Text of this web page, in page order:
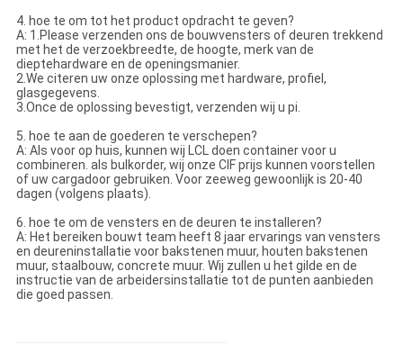
4. hoe te om tot het product opdracht te geven?
A: 1.Please verzenden ons de bouwvensters of deuren trekkend
met het de verzoekbreedte, de hoogte, merk van de
dieptehardware en de openingsmanier.
2.We citeren uw onze oplossing met hardware, profiel,
glasgegevens.
3.Once de oplossing bevestigt, verzenden wij u pi.
5. hoe te aan de goederen te verschepen?
A: Als voor op huis, kunnen wij LCL doen container voor u
combineren. als bulkorder, wij onze CIF prijs kunnen voorstellen
of uw cargadoor gebruiken. Voor zeeweg gewoonlijk is 20-40
dagen (volgens plaats).
6. hoe te om de vensters en de deuren te installeren?
A: Het bereiken bouwt team heeft 8 jaar ervarings van vensters
en deureninstallatie voor bakstenen muur, houten bakstenen
muur, staalbouw, concrete muur. Wij zullen u het gilde en de
instructie van de arbeidersinstallatie tot de punten aanbieden
die goed passen.